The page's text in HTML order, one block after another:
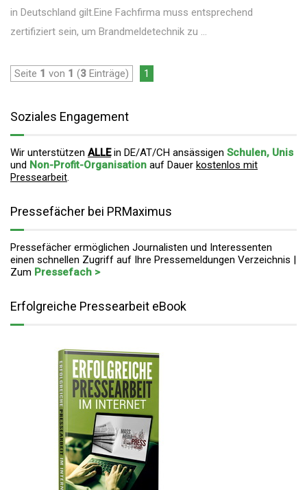
in Deutschland gilt.Eine Fachfirma muss entsprechend
zertifiziert sein, um Brandmeldetechnik zu ...
Seite 1 von 1 (3 Einträge) 1
Soziales Engagement
Wir unterstützen ALLEin DE/AT/CH ansässigen Schulen, Unis
und Non-Profit-Organisation auf Dauer kostenlos mit
Pressearbeit.
Pressefächer bei PRMaximus
Pressefächer ermöglichen Journalisten und Interessenten
einen schnellen Zugriff auf Ihre Pressemeldungen Verzeichnis |
Zum Pressefach >
Erfolgreiche Pressearbeit eBook